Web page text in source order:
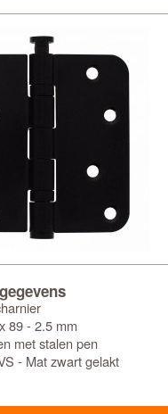
89 - 2.5 mm
met stalen pen
- Mat zwart gelakt